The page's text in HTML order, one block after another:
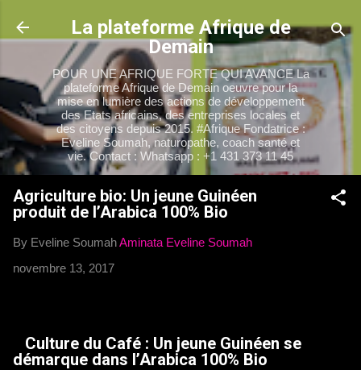
Accéder au contenu principal
La plateforme Afrique de
Demain
POUR UNE AFRIQUE FORTE QUI AVANCE La
plateforme Afrique de Demain oeuvre pour la
mise en lumière des actions de développement
des Etats africains, des entreprises locales et
des citoyens depuis 2015. #Afrique Fondatrice :
Eveline Soumah, naturopathe, coach santé et
vie. Contact : Whatsapp : +1 431 373 11 45
Agriculture bio: Un jeune Guinéen
produit de l’Arabica 100% Bio
By Eveline SoumahAminata Eveline Soumah
novembre 13, 2017
Culture du Café : Un jeune Guinéen se
démarque dans l’Arabica 100% Bio